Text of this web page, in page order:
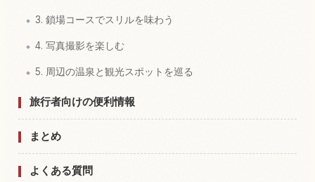
3. 鎖場コースでスリルを味わう
4. 写真撮影を楽しむ
5. 周辺の温泉と観光スポットを巡る
旅行者向けの便利情報
まとめ
よくある質問